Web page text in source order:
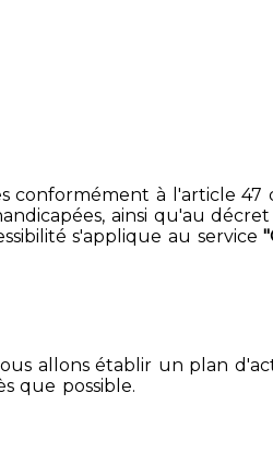
conformément à l'article
ainsi qu'au
s'applique au service
allons établir un plan
que possible.